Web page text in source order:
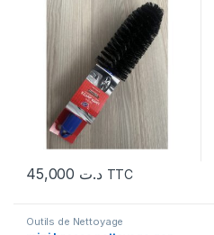
د.ت TTC
Outils de Nettoyage